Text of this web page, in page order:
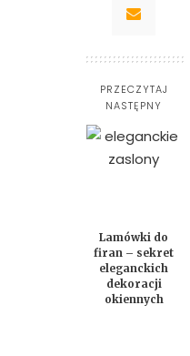
PRZECZYTAJ
NASTĘPNY
Lamówki do
firan – sekret
eleganckich
dekoracji
okiennych